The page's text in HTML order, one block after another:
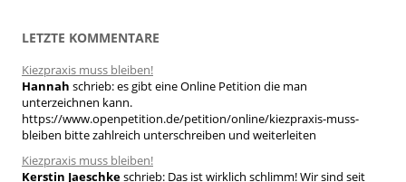
n
n
a
c
h
LETZTE KOMMENTARE
Kiezpraxis muss bleiben!
Hannah schrieb:es gibt eine Online Petition die man
unterzeichnen kann.
https://www.openpetition.de/petition/online/kiezpraxis-muss-
bleiben bitte zahlreich unterschreiben und weiterleiten
Kiezpraxis muss bleiben!
Kerstin Jaeschkeschrieb: Das ist wirklich schlimm! Wir sind seit